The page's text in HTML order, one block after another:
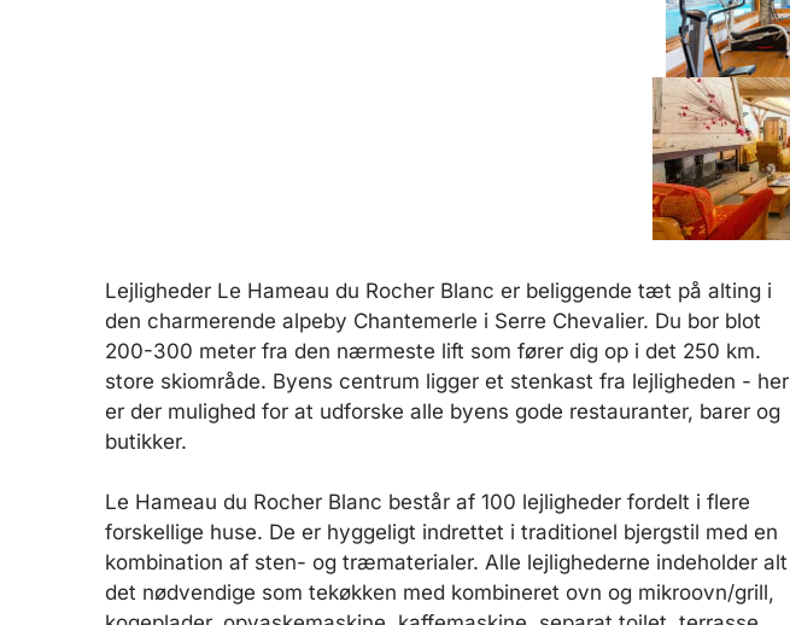
Lejligheder Le Hameau du Rocher Blanc er beliggende tæt på alting i
den charmerende alpeby Chantemerle i Serre Chevalier. Du bor blot
200-300 meter fra den nærmeste lift som fører dig op i det 250 km.
store skiområde. Byens centrum ligger et stenkast fra lejligheden - her
er der mulighed for at udforske alle byens gode restauranter, barer og
butikker.
Le Hameau du Rocher Blanc består af 100 lejligheder fordelt i flere
forskellige huse. De er hyggeligt indrettet i traditionel bjergstil med en
kombination af sten- og træmaterialer. Alle lejlighederne indeholder alt
det nødvendige som tekøkken med kombineret ovn og mikroovn/grill,